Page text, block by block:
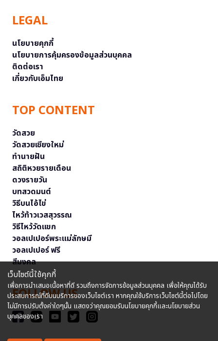
LEGAL
นโยบายคุกกี้
นโยบายการคุ้มครองข้อมูลส่วนบุคคล
ติดต่อเรา
เกี่ยวกับเอ็มไทย
TOP CONTENT
วัดสวย
วัดสวยเชียงใหม่
ทำนายฝัน
สถิติหวยรายเดือน
ดวงรายวัน
บทสวดมนต์
วิธีบนไอ้ไข่
ไหว้ท้าวเวสสุวรรณ
วิธีไหว้วัดแขก
วอลเปเปอร์พระแม่ลักษมี
วอลเปเปอร์ ฟรี
สีมงคล
FOLLOW US
เว็บไซต์นี้ใช้คุกกี้
เพื่อการนำเสนอเนื้อหาที่ดี รวมถึงการจัดการข้อมูลส่วนบุคคล เพื่อให้คุณได้รับ
ประสบการณ์ที่ดีบนบริการของเว็บไซต์เรา หากคุณใช้บริการเว็บไซต์นี้ต่อไปโดย
ไม่มีการปรับตั้งค่าใดๆนั้น แสดงว่าคุณยอมรับนโยบายคุกกี้และนโยบายส่วน
บุคคลของเรา